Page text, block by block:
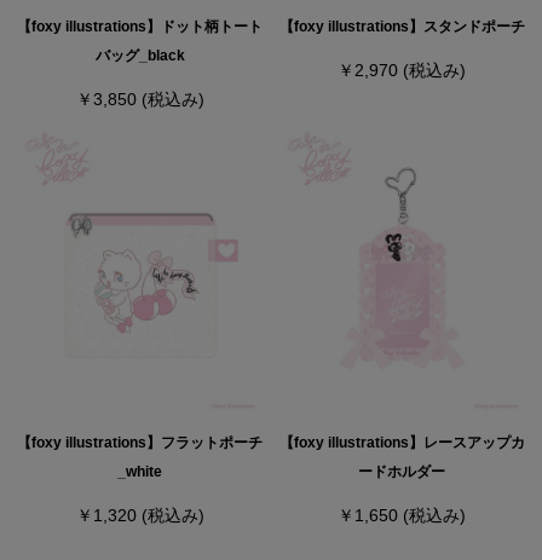
【foxy illustrations】ドット柄トート
バッグ_black
￥3,850 (税込み)
【foxy illustrations】スタンドポーチ
￥2,970 (税込み)
【foxy illustrations】フラットポーチ
_white
￥1,320 (税込み)
【foxy illustrations】レースアップカ
ードホルダー
￥1,650 (税込み)